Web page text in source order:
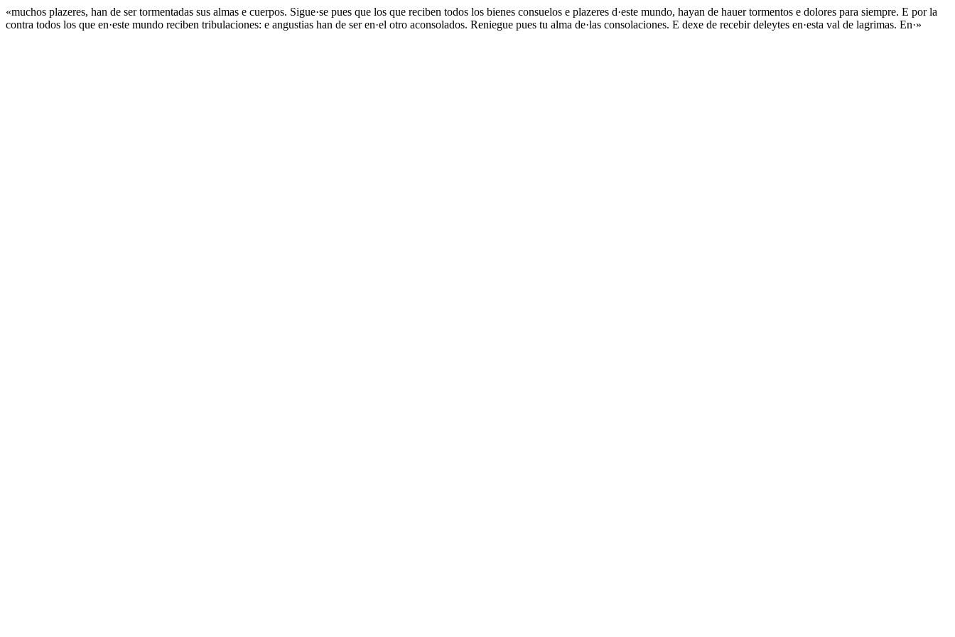
«muchos plazeres, han de ser tormentadas sus almas e cuerpos. Sigue·se pues que los que reciben todos los bienes consuelos e plazeres d·este mundo, hayan de hauer tormentos e dolores para siempre. E por la
contra todos los que en·este mundo reciben tribulaciones: e angustias han de ser en·el otro aconsolados. Reniegue pues tu alma de·las consolaciones. E dexe de recebir deleytes en·esta val de lagrimas. En·»